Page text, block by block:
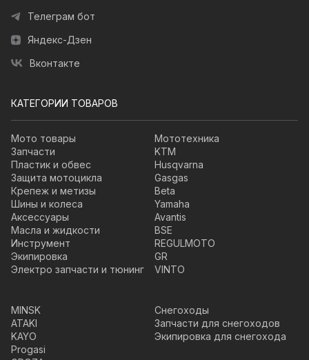
Телеграм бот
Яндекс-Дзен
Вконтакте
КАТЕГОРИИ ТОВАРОВ
Мото товары
Запчасти
Пластик и обвес
Защита мотоцикла
Крепеж и метизы
Шины и колеса
Аксессуары
Масла и жидкости
Инструмент
Экипировка
Электро запчасти и тюнинг
Мототехника
KTM
Husqvarna
Gasgas
Beta
Yamaha
Avantis
BSE
REGULMOTO
GR
VINTO
MINSK
ATAKI
KAYO
Progasi
Снегоходы
Запчасти для снегоходов
Экипировка для снегохода